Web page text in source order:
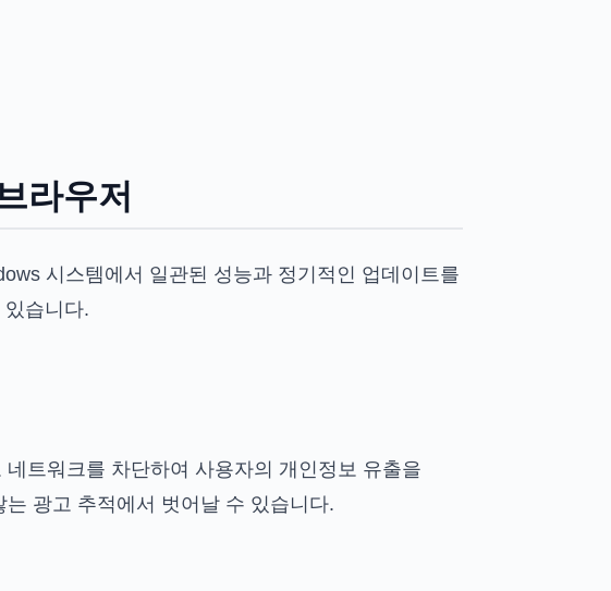
라우저
시스템에서 일관된 성능과 정기적인 업데이트를
습니다.
트워크를 차단하여 사용자의 개인정보 유출을
광고 추적에서 벗어날 수 있습니다.